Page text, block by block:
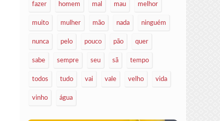
fazer homem mal mau melhor
muito mulher mão nada ninguém
nunca pelo pouco pão quer
sabe sempre seu sã tempo
todos tudo vai vale velho vida
vinho água